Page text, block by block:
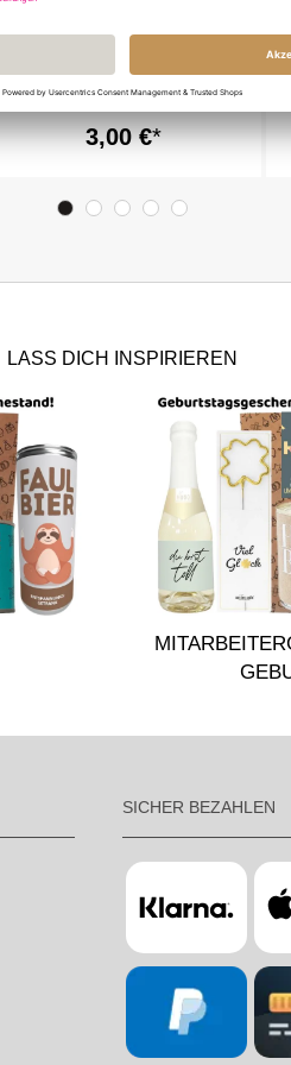
Geschenktüte zum
Geburtstag - „Happy Birthday
to you!“ - zum Befüllen
3,00 €
LASS DICH INSPIRIEREN
SICHER BEZAHLEN